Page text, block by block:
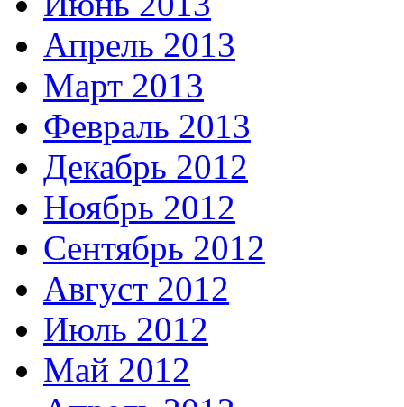
Апрель 2013
Март 2013
Февраль 2013
Декабрь 2012
Ноябрь 2012
Сентябрь 2012
Август 2012
Июль 2012
Май 2012